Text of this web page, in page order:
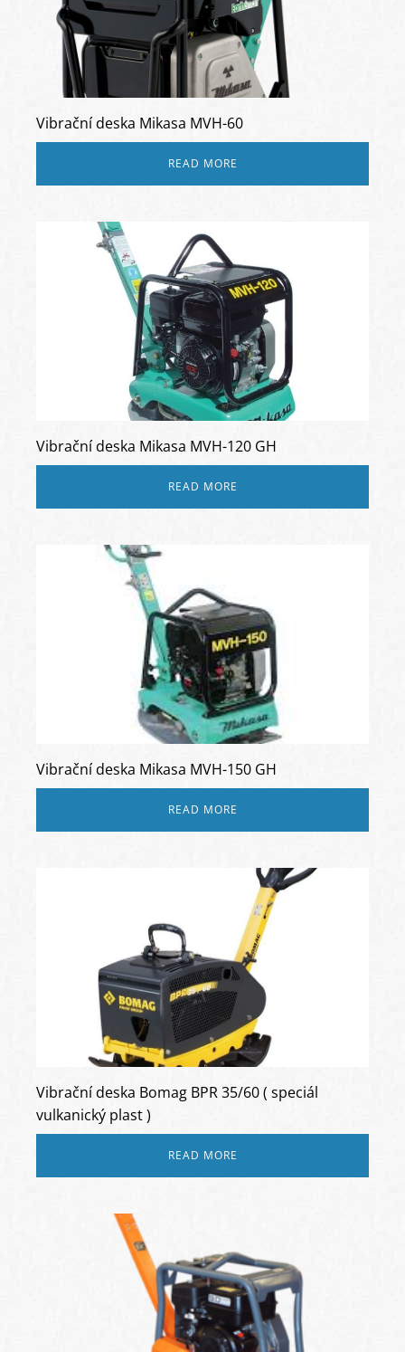
Vibrační deska Mikasa MVH-60
READ MORE
Vibrační deska Mikasa MVH-120 GH
READ MORE
Vibrační deska Mikasa MVH-150 GH
READ MORE
Vibrační deska Bomag BPR 35/60 ( speciál
vulkanický plast )
READ MORE